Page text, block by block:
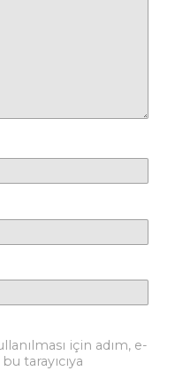
için adım, e-
tarayıcıya